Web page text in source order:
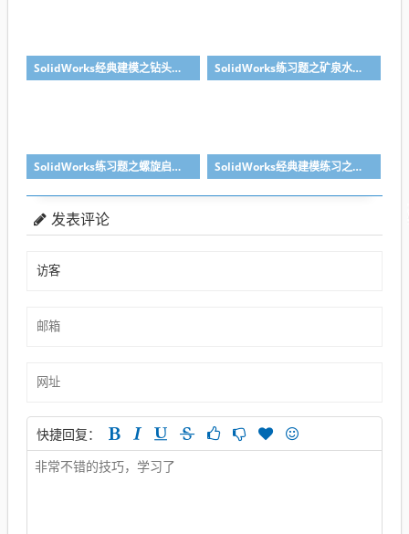
SolidWorks经典建模之钻头刀具的绘制，螺纹收尾是关键技巧 SolidWorks练习题之矿泉水瓶的绘制，难度不大主要是顶部螺纹的处理
SolidWorks练习题之螺旋启瓶器，螺旋头是关键 SolidWorks经典建模练习之丝锥攻丝钻头的绘制，常规命令练习
发表评论
快捷回复：